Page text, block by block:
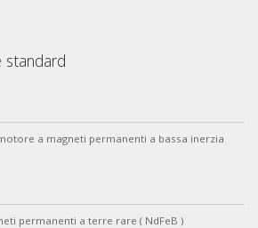
standard
a magneti permanenti a bassa inerzia
permanenti a terre rare ( NdFeB )